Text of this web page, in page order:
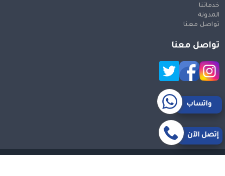
خدماتنا
المدونة
تواصل معنا
تواصل معنا
إتصل الآن
واتساب